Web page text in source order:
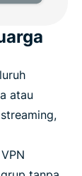
atau